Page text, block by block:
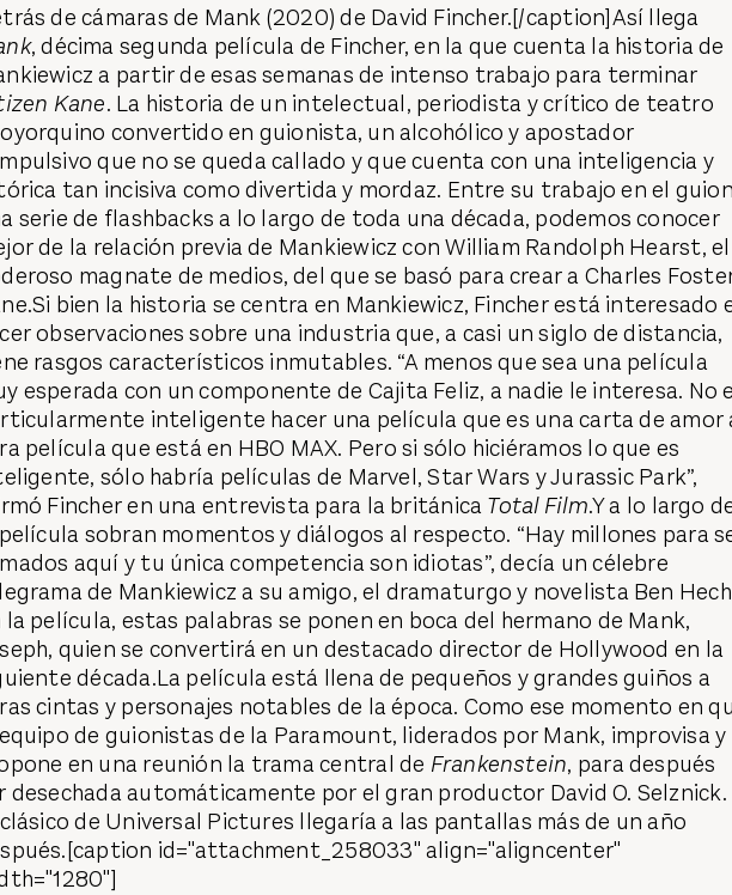
de cámaras de Mank (2020) de David Fincher.[/caption]Así llega
, décima segunda película de Fincher, en la que cuenta la historia de
a partir de esas semanas de intenso trabajo para terminar
Kane. La historia de un intelectual, periodista y crítico de teatro
convertido en guionista, un alcohólico y apostador
que no se queda callado y que cuenta con una inteligencia y
tan incisiva como divertida y mordaz. Entre su trabajo en el
serie de flashbacks a lo largo de toda una década, podemos conocer
de la relación previa de Mankiewicz con William Randolph Hearst, el
magnate de medios, del que se basó para crear a Charles
bien la historia se centra en Mankiewicz, Fincher está interesado
observaciones sobre una industria que, a casi un siglo de distancia,
rasgos característicos inmutables. “A menos que sea una película
esperada con un componente de Cajita Feliz, a nadie le interesa. No
inteligente hacer una película que es una carta de amor
película que está en HBO MAX. Pero si sólo hiciéramos lo que es
sólo habría películas de Marvel, Star Wars y Jurassic Park”,
Fincher en una entrevista para la británicaTotal Film.Y a lo largo
sobran momentos y diálogos al respecto. “Hay millones para
aquí y tu única competencia son idiotas”, decía un célebre
de Mankiewicz a su amigo, el dramaturgo y novelista Ben
la película, estas palabras se ponen en boca del hermano de Mank,
quien se convertirá en un destacado director de Hollywood en la
década.La película está llena de pequeños y grandes guiños a
cintas y personajes notables de la época. Como ese momento en
de guionistas de la Paramount, liderados por Mank, improvisa y
en una reunión la trama central de Frankenstein, para después
desechada automáticamente por el gran productor David O. Selznick.
de Universal Pictures llegaría a las pantallas más de un año
id="attachment_258033" align="aligncenter"